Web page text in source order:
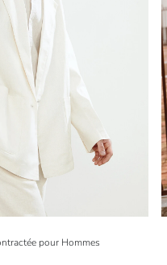
pour Hommes